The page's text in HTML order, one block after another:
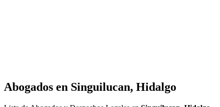
Abogados en Singuilucan, Hidalgo